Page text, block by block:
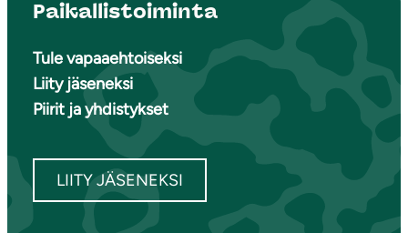
Paikallistoiminta
Tule vapaaehtoiseksi
Liity jäseneksi
Piirit ja yhdistykset
LIITY JÄSENEKSI